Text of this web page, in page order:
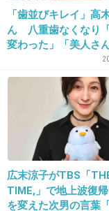
29. 匿名2014/05/07(水) 00:09:55
画像の女医、美
2014/05/07(水) 00:10:51
口臭は自分じゃ気
う
「歯並びキレイ」高
ん 八重歯なくなり
変わった」「美人さ
「歯列矯正してるん
広末涼子がTBS「
TIME,」で地上波復
を変えた次男の言葉